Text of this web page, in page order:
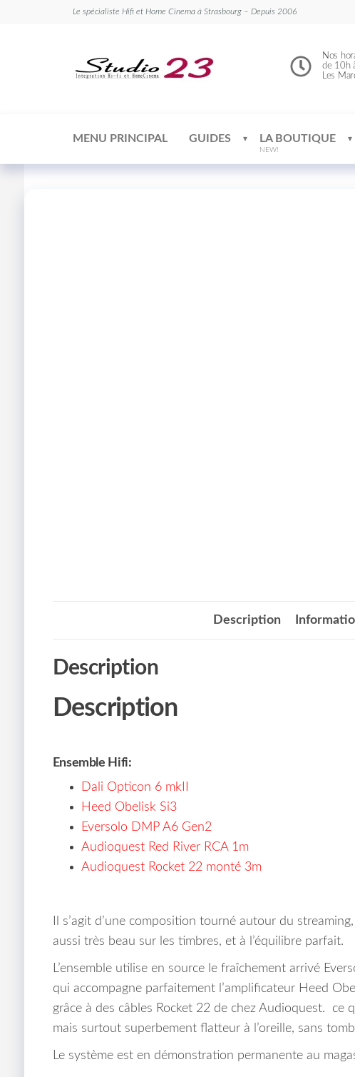
Le spécialiste Hifi et Home Cinema à Strasbourg – Depuis 2006
Nos
de 10h
Les
MENU PRINCIPAL GUIDES LA BOUTIQUE
NEW!
Description
Description
Description
Ensemble Hifi:
Dali Opticon 6 mkII
Heed Obelisk Si3
Eversolo DMP A6 Gen2
Audioquest Red River RCA 1m
Audioquest Rocket 22 monté 3m
Il s’agit d’une composition tourné autour du
aussi très beau sur les timbres, et à l’équilibre parfait.
L’ensemble utilise en source le fraîchement arrivé
qui accompagne parfaitement l’amplificateur Heed
grâce à des câbles Rocket 22 de chez Audioquest.
mais surtout superbement flatteur à l’oreille, sans
Le système est en démonstration permanente au